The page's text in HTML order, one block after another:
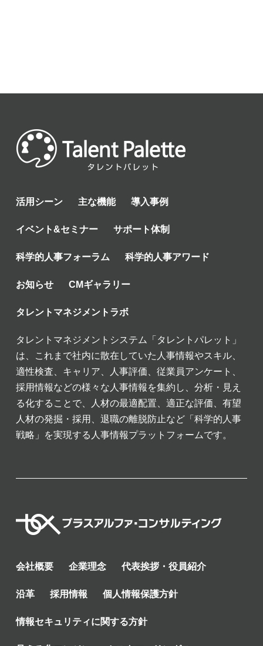
活用シーン 主な機能 導入事例
イベント&セミナー サポート体制
科学的人事フォーラム 科学的人事アワード
お知らせ CMギャラリー
タレントマネジメントラボ
タレントマネジメントシステム「タレントパレット」
は、これまで社内に散在していた人事情報やスキル、
適性検査、キャリア、人事評価、従業員アンケート、
採用情報などの様々な人事情報を集約し、分析・見え
る化することで、人材の最適配置、適正な評価、有望
人材の発掘・採用、退職の離脱防止など「科学的人事
戦略」を実現する人事情報プラットフォームです。
会社概要 企業理念 代表挨拶・役員紹介
沿革 採用情報 個人情報保護方針
情報セキュリティに関する方針